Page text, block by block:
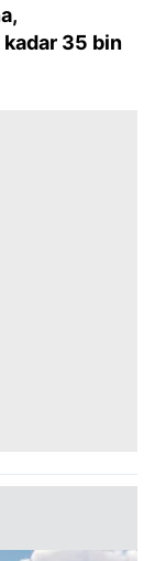
35 bin